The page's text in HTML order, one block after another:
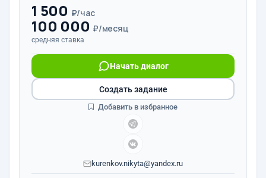
1 500 ₽/час
100 000 ₽/месяц
средняя ставка
Начать диалог
kurenkov.nikyta@yandex.ru
Создать задание
Добавить в избранное